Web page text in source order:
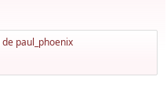
de paul_phoenix